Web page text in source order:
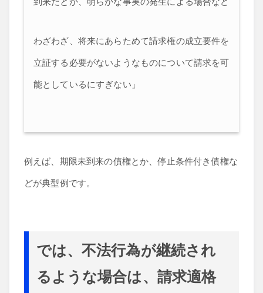
わざわざ、将来にあらためて請求権の成立要件を
立証する必要がないようなものについて請求を可
能としているにすぎない」
例えば、期限未到来の債権とか、停止条件付き債権な
どが典型例です。
では、不法行為が継続され
るような場合は、請求適格